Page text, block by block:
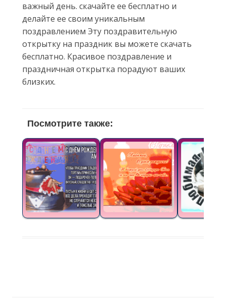
важный день. скачайте ее бесплатно и
делайте ее своим уникальным
поздравлением Эту поздравительную
открытку на праздник вы можете скачать
бесплатно. Красивое поздравление и
праздничная открытка порадуют ваших
близких.
Посмотрите также: